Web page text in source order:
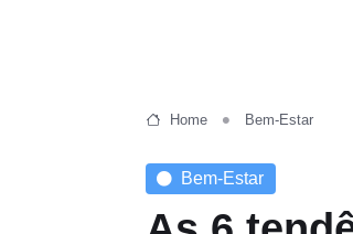
Home Bem-Estar
Bem-Estar